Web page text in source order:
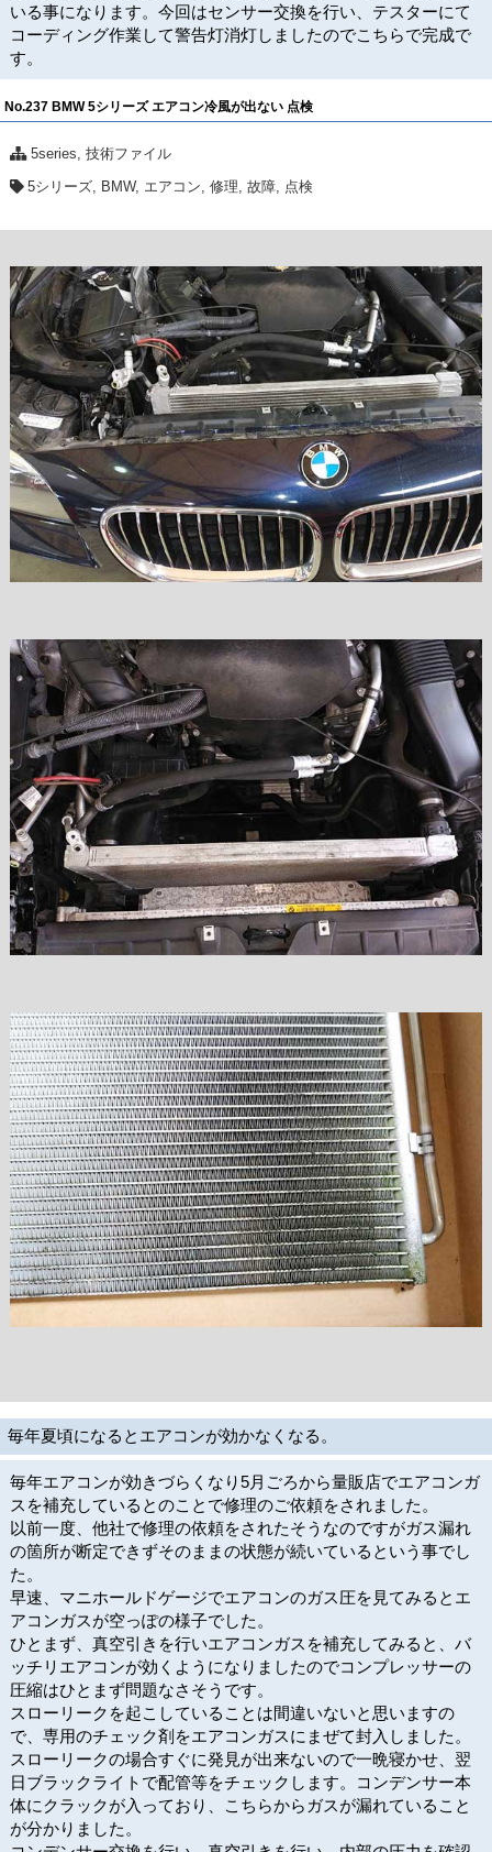
いる事になります。今回はセンサー交換を行い、テスターにて
コーディング作業して警告灯消灯しましたのでこちらで完成で
す。
No.237 BMW 5シリーズ エアコン冷風が出ない 点検
5series ,技術ファイル
5シリーズ BMW, エアコン ,修理 ,故障 点検
毎年夏頃になるとエアコンが効かなくなる。
毎年エアコンが効きづらくなり5月ごろから量販店でエアコンガ
スを補充しているとのことで修理のご依頼をされました。
以前一度、他社で修理の依頼をされたそうなのですがガス漏れ
の箇所が断定できずそのままの状態が続いているという事でし
た。
早速、マニホールドゲージでエアコンのガス圧を見てみるとエ
アコンガスが空っぽの様子でした。
ひとまず、真空引きを行いエアコンガスを補充してみると、バ
ッチリエアコンが効くようになりましたのでコンプレッサーの
圧縮はひとまず問題なさそうです。
スローリークを起こしていることは間違いないと思いますの
で、専用のチェック剤をエアコンガスにまぜて封入しました。
スローリークの場合すぐに発見が出来ないので一晩寝かせ、翌
日ブラックライトで配管等をチェックします。コンデンサー本
体にクラックが入っており、こちらからガスが漏れていること
が分かりました。